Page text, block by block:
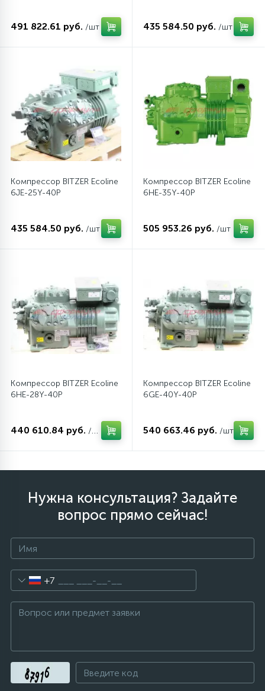
27
Щетки двигателя
Электронные модули
30
491 822.61 руб. /шт 435 584.50 руб. /шт
Компрессор BITZER Ecoline
6JE-25Y-40P
435 584.50 руб. /шт
Компрессор BITZER Ecoline
6HE-35Y-40P
505 953.26 руб. /шт
Компрессор BITZER Ecoline
6HE-28Y-40P
440 610.84 руб. /шт
Компрессор BITZER Ecoline
6GE-40Y-40P
540 663.46 руб. /шт
Нужна консультация? Задайте
вопрос прямо сейчас!
+7